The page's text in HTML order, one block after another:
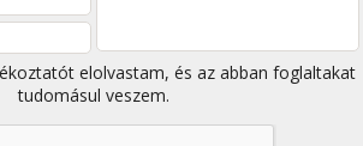
elolvastam, és az abban foglaltakat
tudomásul veszem.